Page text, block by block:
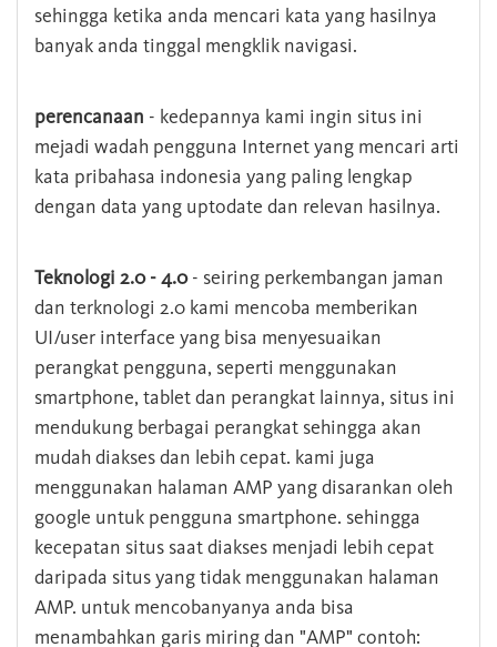
sehingga ketika anda mencari kata yang hasilnya
banyak anda tinggal mengklik navigasi.
perencanaan - kedepannya kami ingin situs ini
mejadi wadah pengguna Internet yang mencari arti
kata pribahasa indonesia yang paling lengkap
dengan data yang uptodate dan relevan hasilnya.
Teknologi 2.0 - 4.0- seiring perkembangan jaman
dan terknologi 2.0 kami mencoba memberikan
UI/user interface yang bisa menyesuaikan
perangkat pengguna, seperti menggunakan
smartphone, tablet dan perangkat lainnya, situs ini
mendukung berbagai perangkat sehingga akan
mudah diakses dan lebih cepat. kami juga
menggunakan halaman AMP yang disarankan oleh
google untuk pengguna smartphone. sehingga
kecepatan situs saat diakses menjadi lebih cepat
daripada situs yang tidak menggunakan halaman
AMP. untuk mencobanyanya anda bisa
menambahkan garis miring dan "AMP" contoh: